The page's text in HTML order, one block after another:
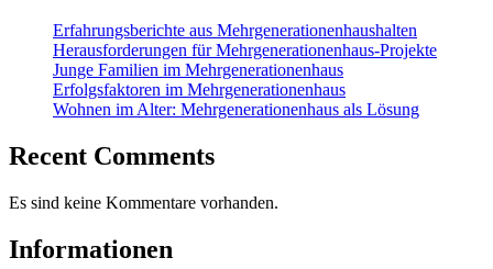
Erfahrungsberichte aus Mehrgenerationenhaushalten
Herausforderungen für Mehrgenerationenhaus-Projekte
Junge Familien im Mehrgenerationenhaus
Erfolgsfaktoren im Mehrgenerationenhaus
Wohnen im Alter: Mehrgenerationenhaus als Lösung
Recent Comments
Es sind keine Kommentare vorhanden.
Informationen